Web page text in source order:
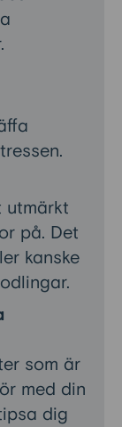
utmärkt
på. Det
kanske
som är
med din
dig